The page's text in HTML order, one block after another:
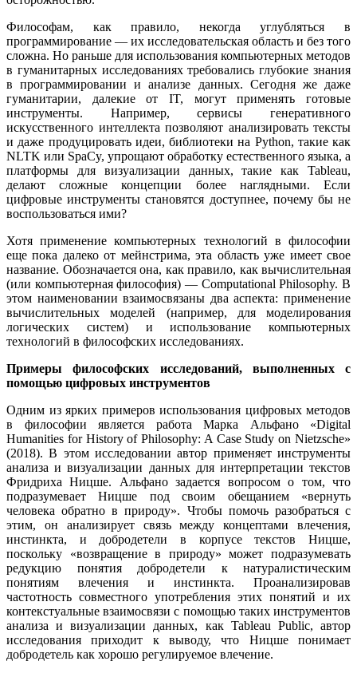
Философам, как правило, некогда углубляться в
программирование — их исследовательская область и без того
сложна. Но раньше для использования компьютерных методов
в гуманитарных исследованиях требовались глубокие знания
в программировании и анализе данных. Сегодня же даже
гуманитарии, далекие от IT, могут применять готовые
инструменты. Например, сервисы генеративного
искусственного интеллекта позволяют анализировать тексты
и даже продуцировать идеи, библиотеки на Python, такие как
NLTK или SpaCy, упрощают обработку естественного языка, а
платформы для визуализации данных, такие как Tableau,
делают сложные концепции более наглядными. Если
цифровые инструменты становятся доступнее, почему бы не
воспользоваться ими?
Хотя применение компьютерных технологий в философии
еще пока далеко от мейнстрима, эта область уже имеет свое
название. Обозначается она, как правило, как вычислительная
(или компьютерная философия) — Computational Philosophy. В
этом наименовании взаимосвязаны два аспекта: применение
вычислительных моделей (например, для моделирования
логических систем) и использование компьютерных
технологий в философских исследованиях.
Примеры философских исследований, выполненных с
помощью цифровых инструментов
Одним из ярких примеров использования цифровых методов
в философии является работа Марка Альфано «Digital
Humanities for History of Philosophy: A Case Study on Nietzsche»
(2018). В этом исследовании автор применяет инструменты
анализа и визуализации данных для интерпретации текстов
Фридриха Ницше. Альфано задается вопросом о том, что
подразумевает Ницше под своим обещанием «вернуть
человека обратно в природу». Чтобы помочь разобраться с
этим, он анализирует связь между концептами влечения,
инстинкта, и добродетели в корпусе текстов Ницше,
поскольку «возвращение в природу» может подразумевать
редукцию понятия добродетели к натуралистическим
понятиям влечения и инстинкта. Проанализировав
частотность совместного употребления этих понятий и их
контекстуальные взаимосвязи с помощью таких инструментов
анализа и визуализации данных, как Tableau Public, автор
исследования приходит к выводу, что Ницше понимает
добродетель как хорошо регулируемое влечение.